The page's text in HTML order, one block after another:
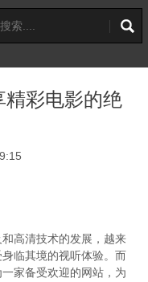
精彩电影的绝
高清技术的发展，越来
临其境的视听体验。而
家备受欢迎的网站，为